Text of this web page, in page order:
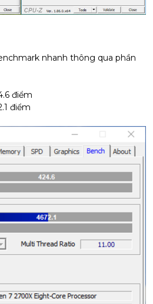
nhanh thông qua phần
điểm
điểm